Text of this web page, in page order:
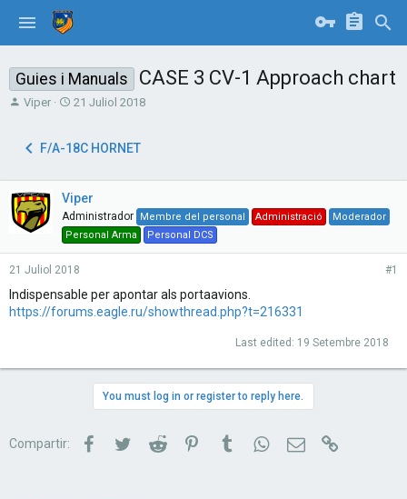
Guies i Manuals CASE 3 CV-1 Approach chart
T
e
d
s
t
a
r
Viper
S
r
d
a
t
e
21 Juliol 2018
F/A-18C HORNET
Viper
Administrador Membre del personal Administració
Moderador
Personal Arma
Personal DCS
21 Juliol 2018 #1
Indispensable per apontar als portaavions.
https://forums.eagle.ru/showthread.php?t=216331
Last edited: 19 Setembre 2018
You must log in or register to reply here.
Compartir: FacebookTwitterReddit PinterestTumblrWhatsAppCorreu electrònic